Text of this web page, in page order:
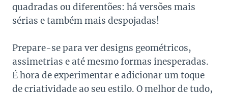
quadradas ou diferentões: há versões mais
sérias e também mais despojadas!
Prepare-se para ver designs geométricos,
assimetrias e até mesmo formas inesperadas.
É hora de experimentar e adicionar um toque
de criatividade ao seu estilo. O melhor de tudo,